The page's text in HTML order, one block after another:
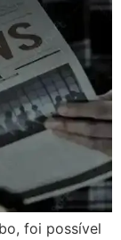
foi possível